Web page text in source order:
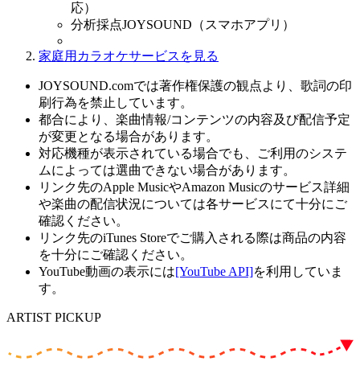
応）
分析採点JOYSOUND（スマホアプリ）
家庭用カラオケサービスを見る
JOYSOUND.comでは著作権保護の観点より、歌詞の印
刷行為を禁止しています。
都合により、楽曲情報/コンテンツの内容及び配信予定
が変更となる場合があります。
対応機種が表示されている場合でも、ご利用のシステ
ムによっては選曲できない場合があります。
リンク先のApple MusicやAmazon Musicのサービス詳細
や楽曲の配信状況については各サービスにて十分にご
確認ください。
リンク先のiTunes Storeでご購入される際は商品の内容
を十分にご確認ください。
YouTube動画の表示には[YouTube API]を利用していま
す。
ARTIST PICKUP